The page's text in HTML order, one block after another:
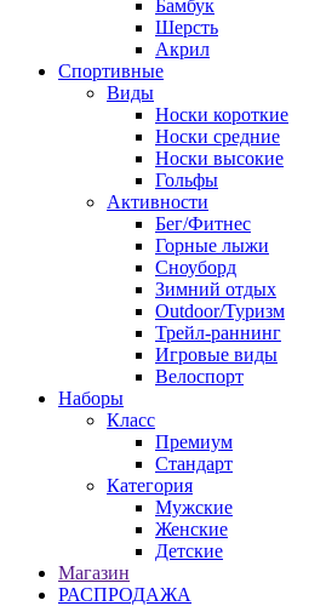
Бамбук
Шерсть
Акрил
Спортивные
Виды
Носки короткие
Носки средние
Носки высокие
Гольфы
Активности
Бег/Фитнес
Горные лыжи
Сноуборд
Зимний отдых
Outdoor/Туризм
Трейл-раннинг
Игровые виды
Велоспорт
Наборы
Класс
Премиум
Стандарт
Категория
Мужские
Женские
Детские
Магазин
РАСПРОДАЖА